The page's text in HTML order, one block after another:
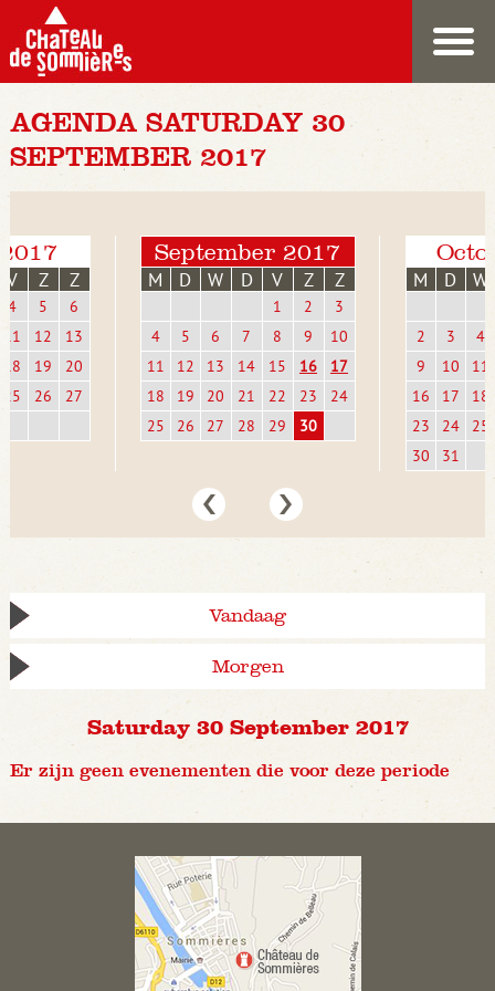
AGENDA SATURDAY 30
SEPTEMBER 2017
V Z Z
4 5
6
11
12
13
18
19
20
25
26 27
September 2017
M D W D V Z Z
1 2
3
4
5 6 7 8 9
10
11
12 13 14 15 16
17
18
19 20 21 22 23
24
25
26 27 28 29 30
M D W
2 3
4
9
10
11
16
17
18
23
24
25
30
31
Vandaag
Morgen
Saturday 30 September 2017
Er zijn geen evenementen die voor deze periode